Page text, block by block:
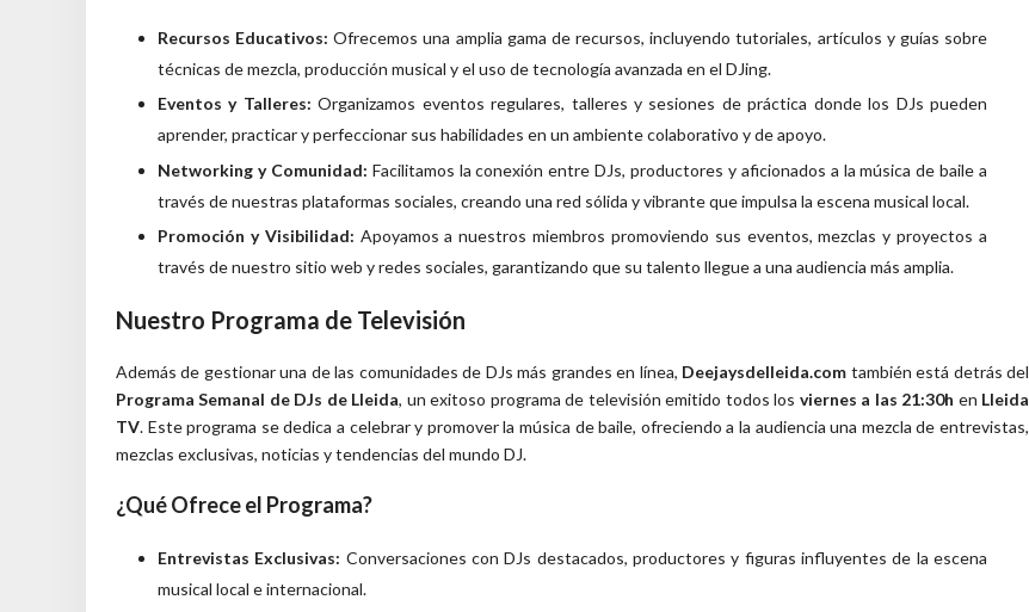
Recursos Educativos: Ofrecemos una amplia gama de recursos, incluyendo tutoriales, artículos y guías sobre
técnicas de mezcla, producción musical y el uso de tecnología avanzada en el DJing.
Eventos y Talleres: Organizamos eventos regulares, talleres y sesiones de práctica donde los DJs pueden
aprender, practicar y perfeccionar sus habilidades en un ambiente colaborativo y de apoyo.
Networking y Comunidad: Facilitamos la conexión entre DJs, productores y aficionados a la música de baile a
través de nuestras plataformas sociales, creando una red sólida y vibrante que impulsa la escena musical local.
Promoción y Visibilidad: Apoyamos a nuestros miembros promoviendo sus eventos, mezclas y proyectos a
través de nuestro sitio web y redes sociales, garantizando que su talento llegue a una audiencia más amplia.
Nuestro Programa de Televisión
Además de gestionar una de las comunidades de DJs más grandes en línea, Deejaysdelleida.com también está detrás del
Programa Semanal de DJs de Lleida, un exitoso programa de televisión emitido todos los viernes a las 21:30h en Lleida
TV. Este programa se dedica a celebrar y promover la música de baile, ofreciendo a la audiencia una mezcla de entrevistas,
mezclas exclusivas, noticias y tendencias del mundo DJ.
¿Qué Ofrece el Programa?
Entrevistas Exclusivas: Conversaciones con DJs destacados, productores y figuras influyentes de la escena
musical local e internacional.